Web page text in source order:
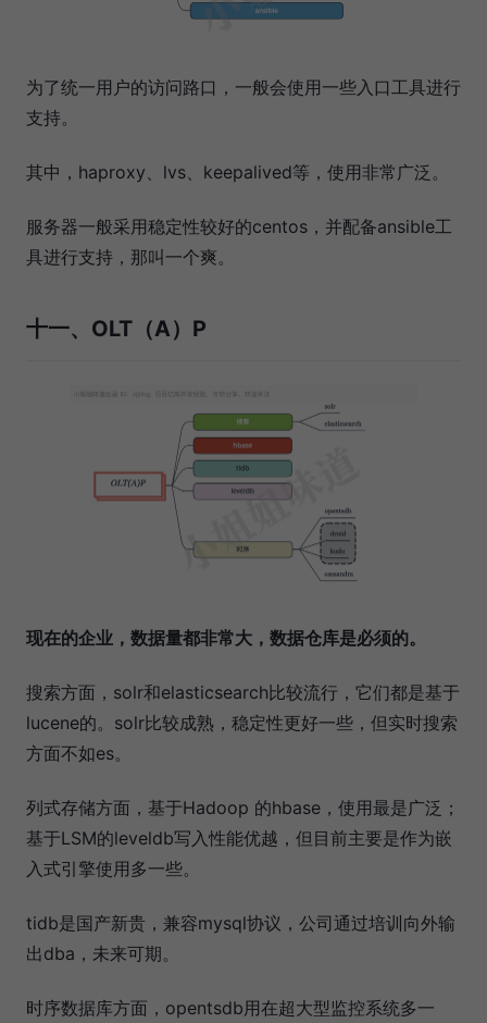
为了统一用户的访问路口，一般会使用一些入口工具进行
支持。
其中，haproxy、lvs、keepalived等，使用非常广泛。
服务器一般采用稳定性较好的centos，并配备ansible工
具进行支持，那叫一个爽。
十一、OLT（A）P
现在的企业，数据量都非常大，数据仓库是必须的。
搜索方面，solr和elasticsearch比较流行，它们都是基于
lucene的。solr比较成熟，稳定性更好一些，但实时搜索
方面不如es。
列式存储方面，基于Hadoop 的hbase，使用最是广泛；
基于LSM的leveldb写入性能优越，但目前主要是作为嵌
入式引擎使用多一些。
tidb是国产新贵，兼容mysql协议，公司通过培训向外输
出dba，未来可期。
时序数据库方面，opentsdb用在超大型监控系统多一